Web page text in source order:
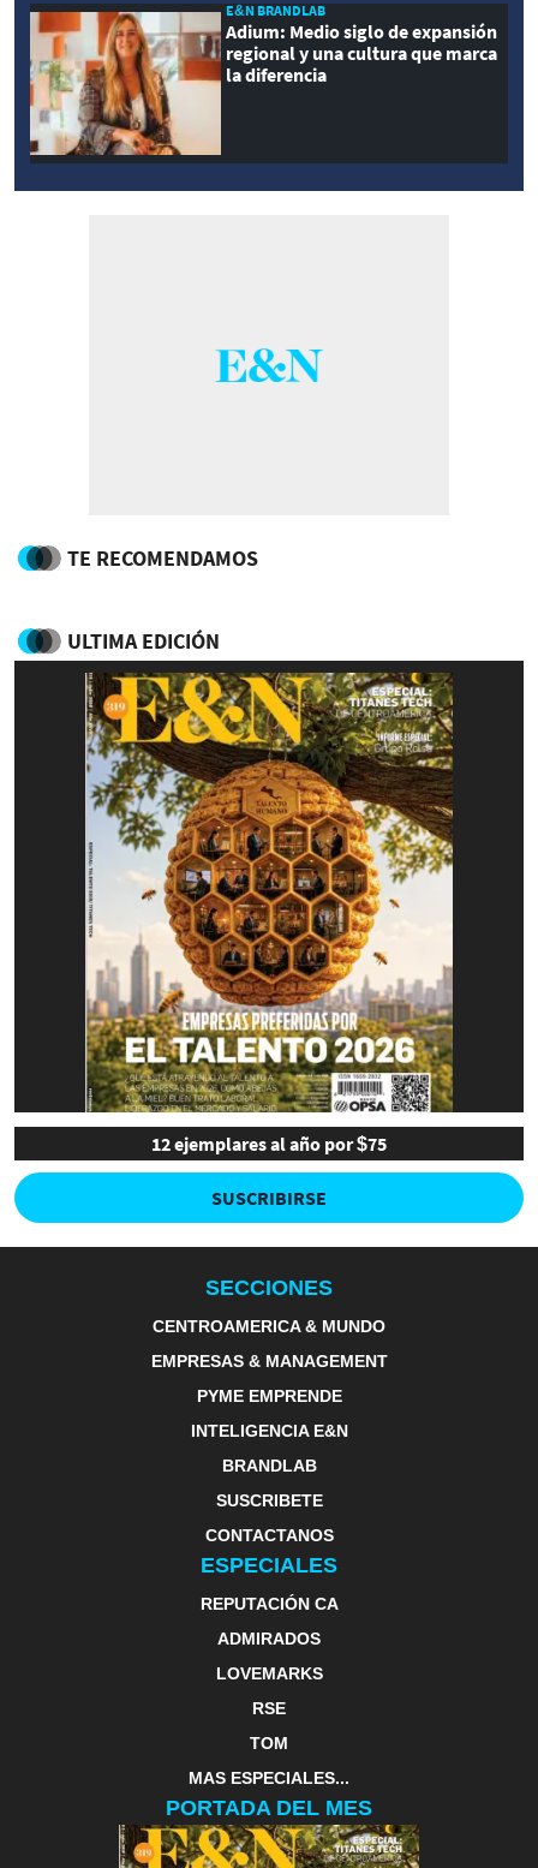
E&N BRANDLAB
Adium: Medio siglo de expansión
regional y una cultura que marca
la diferencia
TE RECOMENDAMOS
ULTIMA EDICIÓN
12 ejemplares al año por $75
SUSCRIBIRSE
SECCIONES
CENTROAMERICA & MUNDO
EMPRESAS & MANAGEMENT
PYME EMPRENDE
INTELIGENCIA E&N
BRANDLAB
SUSCRIBETE
CONTACTANOS
ESPECIALES
REPUTACIÓN CA
ADMIRADOS
LOVEMARKS
RSE
TOM
MAS ESPECIALES...
PORTADA DEL MES